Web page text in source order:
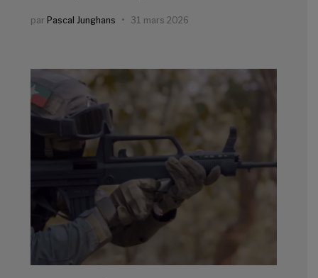
par Pascal Junghans 31 mars 2026